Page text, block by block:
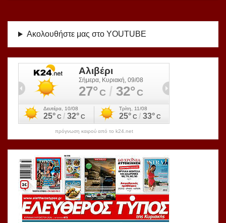
Ακολουθήστε μας στο YOUTUBE
πρόγνωση καιρού από το k24.net